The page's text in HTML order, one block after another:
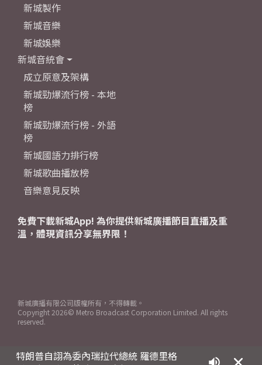
特朗普自詡為委內瑞拉代總統 羅德里格
新城製作
新城音樂
新城娛樂
新城音統會
成立原意及架構
新城勁爆流行榜 - 本地
榜
新城勁爆流行榜 - 外語
榜
新城國語力排行榜
新城歌曲播放榜
音樂意見反映
免費下載新城App! 為你提供新城廣播節目直播及重
溫，體現資訊分享無界限！
新城廣播有限公司版權所有，不得轉載。
Copyright 2026© Metro Broadcast Corporation Limited. All rights
reserved.